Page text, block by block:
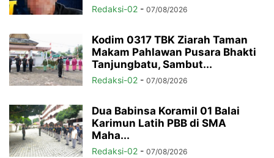
Redaksi-02 - 07/08/2026
Kodim 0317 TBK Ziarah Taman
Makam Pahlawan Pusara Bhakti
Tanjungbatu, Sambut...
Redaksi-02 - 07/08/2026
Dua Babinsa Koramil 01 Balai
Karimun Latih PBB di SMA
Maha...
Redaksi-02 - 07/08/2026